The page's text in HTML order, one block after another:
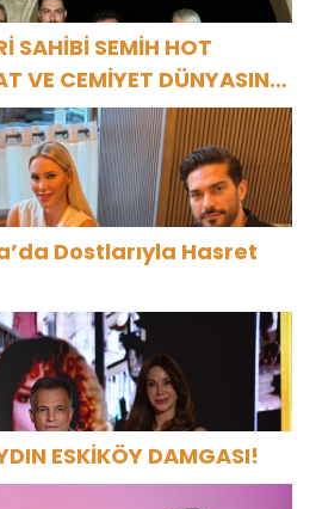
SAHİBİ SEMİH HOT
VE CEMİYET DÜNYASININ
Dostlarıyla Hasret
ESKİKÖY DAMGASI!